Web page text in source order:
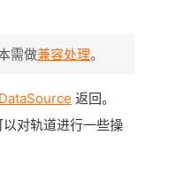
需做兼容处理。
返回。
对轨道进行一些操